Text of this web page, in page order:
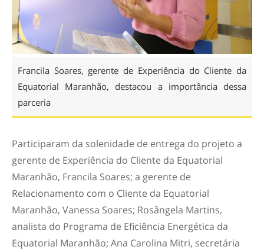
Francila Soares, gerente de Experiência do Cliente da
Equatorial Maranhão, destacou a importância dessa
parceria
Participaram da solenidade de entrega do projeto a
gerente de Experiência do Cliente da Equatorial
Maranhão, Francila Soares; a gerente de
Relacionamento com o Cliente da Equatorial
Maranhão, Vanessa Soares; Rosângela Martins,
analista do Programa de Eficiência Energética da
Equatorial Maranhão; Ana Carolina Mitri, secretária